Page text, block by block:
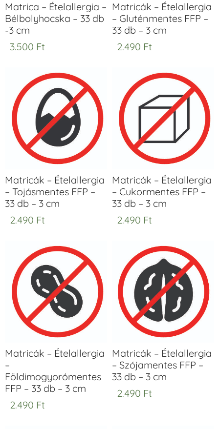
Matrica – Ételallergia –
Bélbolyhocska – 33 db
-3 cm
3.500 Ft
Matricák – Ételallergia
– Gluténmentes FFP –
33 db – 3 cm
2.490 Ft
Matricák – Ételallergia
– Tojásmentes FFP –
33 db – 3 cm
2.490 Ft
Matricák – Ételallergia
– Cukormentes FFP –
33 db – 3 cm
2.490 Ft
Matricák – Ételallergia
–
Földimogyorómentes
FFP – 33 db – 3 cm
2.490 Ft
Matricák – Ételallergia
– Szójamentes FFP –
33 db – 3 cm
2.490 Ft